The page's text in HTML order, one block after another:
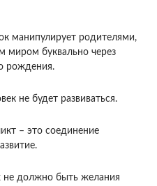
манипулирует родителями,
миром буквально через
рождения.
не будет развиваться.
– это соединение
не должно быть желания